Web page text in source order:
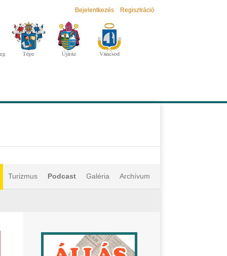
Bejelentkezés Regisztráció
Turizmus Podcast Galéria Archívum